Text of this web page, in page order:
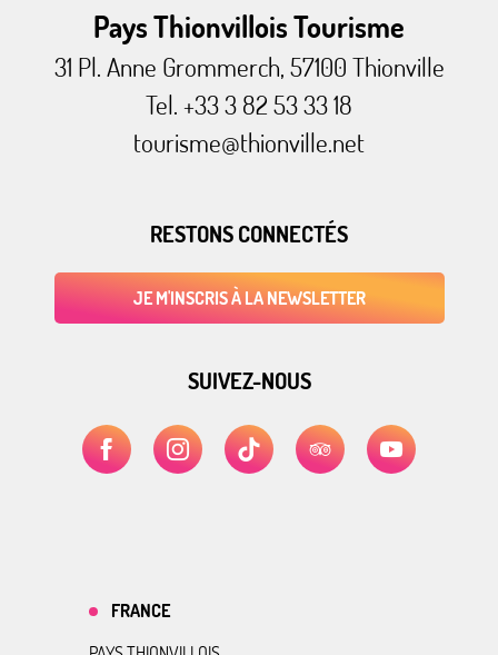
Pays Thionvillois Tourisme
31 Pl. Anne Grommerch, 57100 Thionville
Tel. +33 3 82 53 33 18
tourisme@thionville.net
RESTONS CONNECTÉS
JE M'INSCRIS À LA NEWSLETTER
SUIVEZ-NOUS
FRANCE